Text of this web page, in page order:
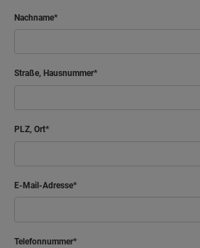
Nachname
Straße, Hausnummer
PLZ, Ort
E-Mail-Adresse
Telefonnummer